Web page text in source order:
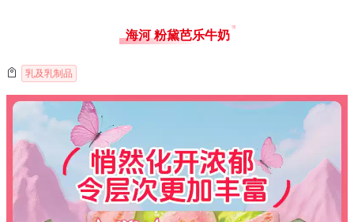
海河 粉黛芭乐牛奶
乳及乳制品